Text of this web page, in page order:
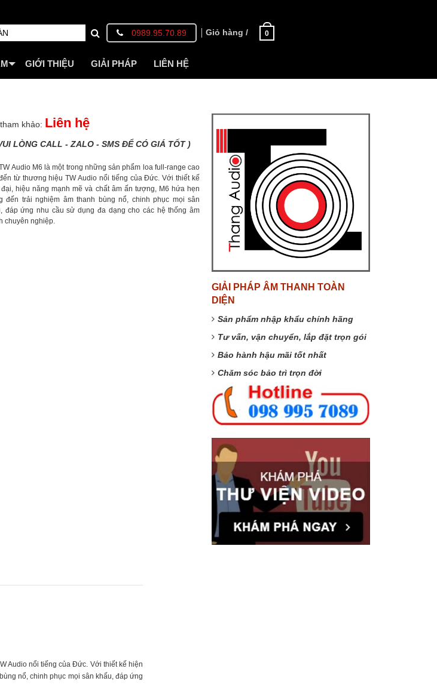
0989.95.70.89 Giỏ hàng / 0
GIỚI THIỆU GIẢI PHÁP LIÊN HỆ
khảo: Liên hệ
LÒNG CALL - ZALO - SMS ĐỂ CÓ GIÁ TỐT )
Audio M6 là một trong những sản phẩm loa full-range cao
từ thương hiệu TW Audio nổi tiếng của Đức. Với thiết kế
đại, hiệu năng mạnh mẽ và chất âm ấn tượng, M6 hứa hẹn
đến trải nghiệm âm thanh bùng nổ, chinh phục mọi sân
đáp ứng nhu cầu sử dụng đa dạng cho các hệ thống âm
chuyên nghiệp.
GIẢI PHÁP ÂM THANH TOÀN
DIỆN
Sản phẩm nhập khẩu chính hãng
Tư vấn, vận chuyển, lắp đặt trọn gói
Bảo hành hậu mãi tốt nhất
Chăm sóc bảo trì trọn đời
Audio nổi tiếng của Đức. Với thiết kế hiện
nổ, chinh phục mọi sân khấu, đáp ứng